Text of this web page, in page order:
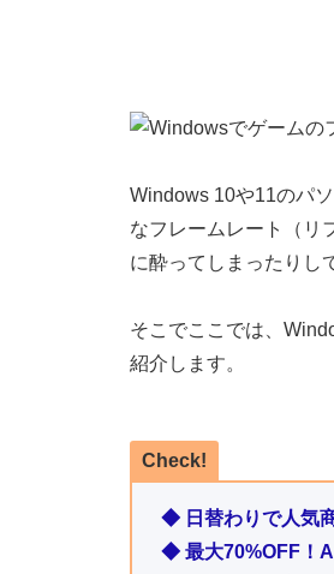
Windows 10や11のパ
なフレームレート（リ
に酔ってしまったりし
そこでここでは、
紹介します。
Check!
◆ 日替わりで人気
◆ 最大70%OFF！